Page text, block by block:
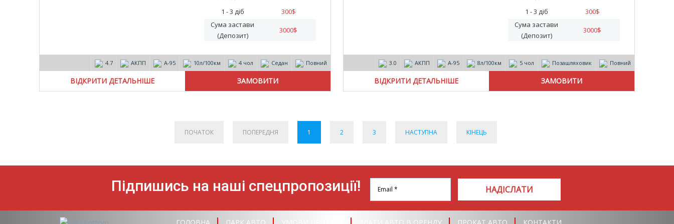
1 - 3 діб
300$
Сума застави
(Депозит)
3000$
4.7 АКПП А-95 10л/100км 4 чол Седан Повний
ВІДКРИТИ ДЕТАЛЬНІШЕ
1 - 3 діб
300$
Сума застави
(Депозит)
3000$
3.0 АКПП А-95 8л/100км 5 чол Позашляховик Повний
ВІДКРИТИ ДЕТАЛЬНІШЕ
ПОЧАТОК ПОПЕРЕДНЯ 1 2 3 НАСТУПНА КІНЕЦЬ
Підпишись на наші спецпропозиції! НАДІСЛАТИ
ГОЛОВНА ПАРК АВТО ЗДАТИ АВТО В ОРЕНДУ ПРОКАТ АВТО КОНТАКТИ